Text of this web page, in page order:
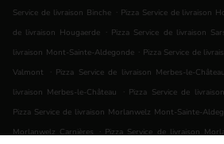
Service de livraison Binche . Pizza Service de livraison
de livraison Hougaerde . Pizza Service de livraison
livraison Mont-Sainte-Aldegonde . Pizza Service de
Valmont
. Pizza Service de livraison Merbes-le-
livraison Merbes-le-Château
. Pizza Service de
Pizza Service de livraison Morlanwelz Mont-Sainte-
Morlanwelz Carnières
. Pizza Service de livraison